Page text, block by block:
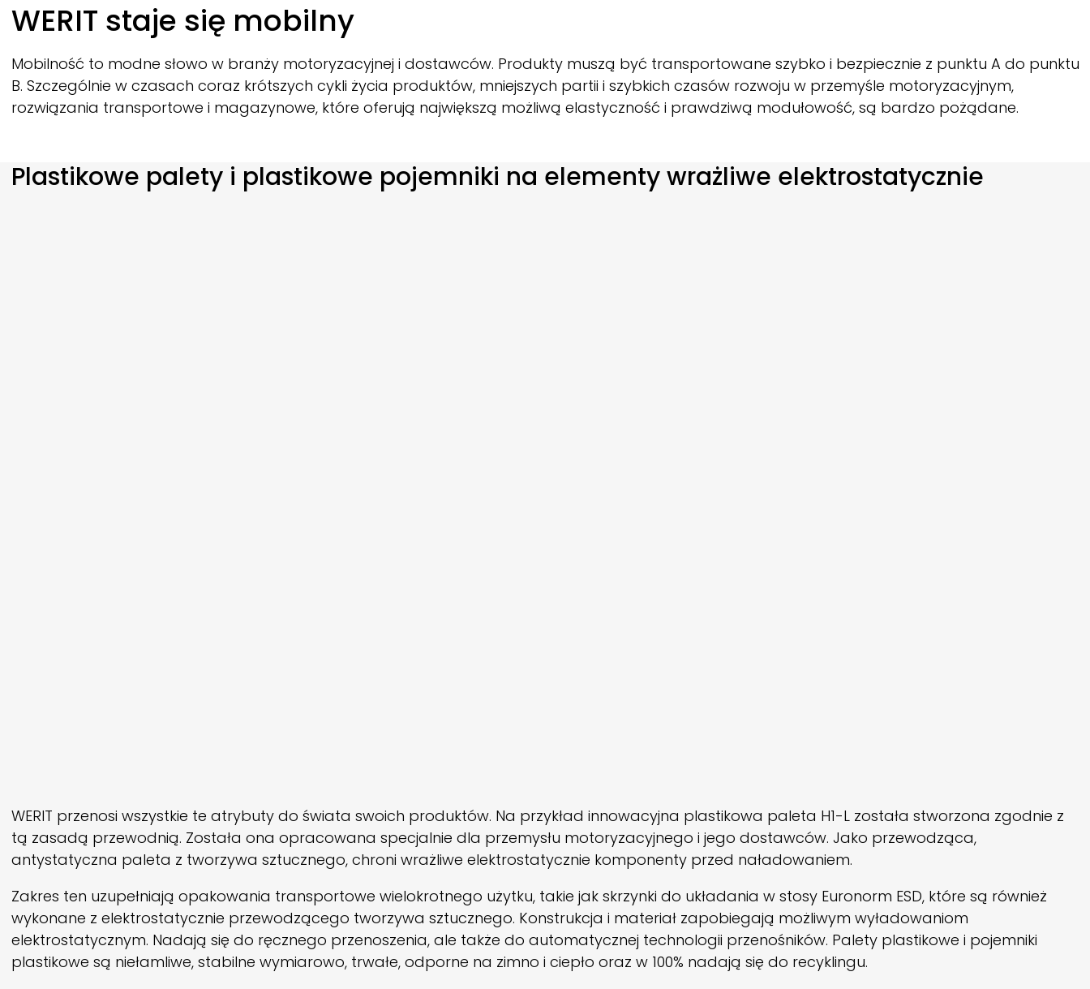
Breadcrumb
WERIT staje się mobilny
Mobilność to modne słowo w branży motoryzacyjnej i dostawców. Produkty muszą być transportowane szybko i bezpiecznie z punktu A do punktu
B. Szczególnie w czasach coraz krótszych cykli życia produktów, mniejszych partii i szybkich czasów rozwoju w przemyśle motoryzacyjnym,
rozwiązania transportowe i magazynowe, które oferują największą możliwą elastyczność i prawdziwą modułowość, są bardzo pożądane.
Plastikowe palety i plastikowe pojemniki na elementy wrażliwe elektrostatycznie
WERIT przenosi wszystkie te atrybuty do świata swoich produktów. Na przykład innowacyjna plastikowa paleta H1-L została stworzona zgodnie z
tą zasadą przewodnią. Została ona opracowana specjalnie dla przemysłu motoryzacyjnego i jego dostawców. Jako przewodząca,
antystatyczna paleta z tworzywa sztucznego, chroni wrażliwe elektrostatycznie komponenty przed naładowaniem.
Zakres ten uzupełniają opakowania transportowe wielokrotnego użytku, takie jak skrzynki do układania w stosy Euronorm ESD, które są również
wykonane z elektrostatycznie przewodzącego tworzywa sztucznego. Konstrukcja i materiał zapobiegają możliwym wyładowaniom
elektrostatycznym. Nadają się do ręcznego przenoszenia, ale także do automatycznej technologii przenośników. Palety plastikowe i pojemniki
plastikowe są niełamliwe, stabilne wymiarowo, trwałe, odporne na zimno i ciepło oraz w 100% nadają się do recyklingu.